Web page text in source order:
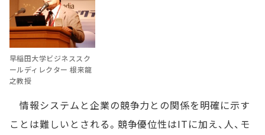
早稲田大学ビジネススク
ールディレクター 根来龍
之教授
情報システムと企業の競争力との関係を明確に示す
ことは難しいとされる。競争優位性はITに加え、人、モ